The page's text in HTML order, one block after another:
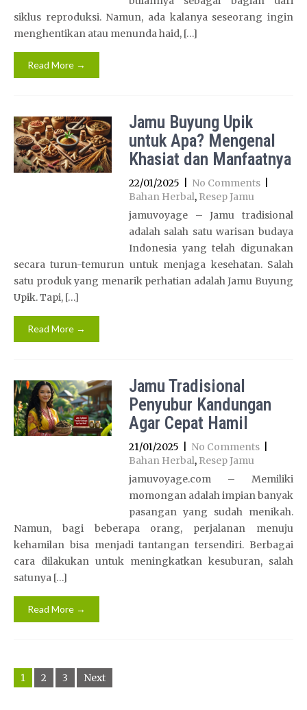
siklus reproduksi. Namun, ada kalanya seseorang ingin
menghentikan atau menunda haid, […]
Read More →
Jamu Buyung Upik
untuk Apa? Mengenal
Khasiat dan Manfaatnya
22/01/2025 No Comments
Bahan Herbal, Resep Jamu
jamuvoyage – Jamu tradisional
adalah salah satu warisan budaya
Indonesia yang telah digunakan
secara turun-temurun untuk menjaga kesehatan. Salah
satu produk yang menarik perhatian adalah Jamu Buyung
Upik. Tapi, […]
Read More →
Jamu Tradisional
Penyubur Kandungan
Agar Cepat Hamil
21/01/2025 No Comments
Bahan Herbal, Resep Jamu
jamuvoyage.com – Memiliki
momongan adalah impian banyak
pasangan yang sudah menikah.
Namun, bagi beberapa orang, perjalanan menuju
kehamilan bisa menjadi tantangan tersendiri. Berbagai
cara dilakukan untuk meningkatkan kesuburan, salah
satunya […]
Read More →
Posts
navigation
1 2 3 Next